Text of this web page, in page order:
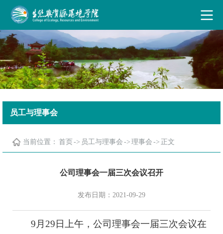
古天乐代言太阳集团·(中国)能源有限公司
员工与理事会
当前位置： 首页 -> 员工与理事会 -> 理事会 -> 正文
公司理事会一届三次会议召开
发布日期：2021-09-29
9月29日上午，公司理事会一届三次会议在